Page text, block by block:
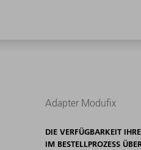
Adapter Modufix
DIE VERFÜGBARKEIT
IM BESTELLPROZESS